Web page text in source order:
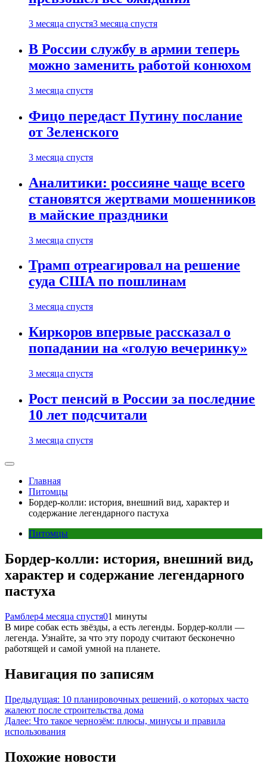
3 месяца спустя3 месяца спустя
В России службу в армии теперь
можно заменить работой конюхом
3 месяца спустя
Фицо передаст Путину послание
от Зеленского
3 месяца спустя
Аналитики: россияне чаще всего
становятся жертвами мошенников
в майские праздники
3 месяца спустя
Трамп отреагировал на решение
суда США по пошлинам
3 месяца спустя
Киркоров впервые рассказал о
попадании на «голую вечеринку»
3 месяца спустя
Рост пенсий в России за последние
10 лет подсчитали
3 месяца спустя
Главная
Питомцы
Бордер-колли: история, внешний вид, характер и
содержание легендарного пастуха
Питомцы
Бордер-колли: история, внешний вид,
характер и содержание легендарного
пастуха
Рамблер4 месяца спустя01 минуты
В мире собак есть звёзды, а есть легенды. Бордер-колли —
легенда. Узнайте, за что эту породу считают бесконечно
работящей и самой умной на планете.
Навигация по записям
Предыдущая: 10 планировочных решений, о которых часто
жалеют после строительства дома
Далее: Что такое чернозём: плюсы, минусы и правила
использования
Похожие новости